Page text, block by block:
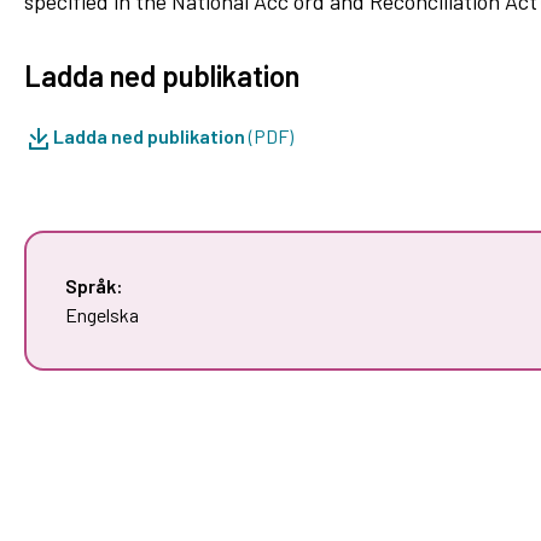
Ladda ned publikation
Ladda ned publikation(PDF)
Språk:
Engelska